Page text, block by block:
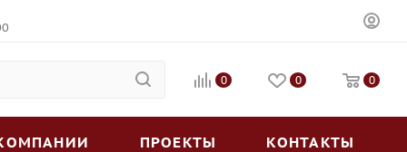
0 0 0
ПРОЕКТЫ КОНТАКТЫ